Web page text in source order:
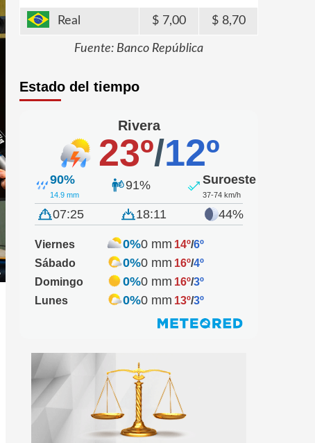
Real 7,00 8,70
Fuente: Banco República
Estado del tiempo
Rivera
23º/12º
90%
14.9 mm
91% Suroeste
37-74 km/h
07:25 18:11 44%
Viernes 0%0 mm 14º/6º
Sábado
0%0 mm 16º/4º
Domingo
0%0 mm 16º/3º
Lunes
0%0 mm 13º/3º